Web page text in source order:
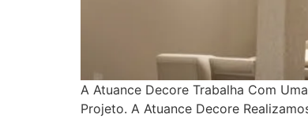
A Atuance Decore Trabalha Com
Projeto. A Atuance Decore